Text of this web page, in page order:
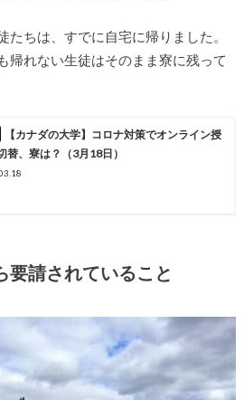
たちは、すでに自宅に帰りました。
帰れない生徒はそのまま寮に残って
【カナダの大学】コロナ対策でオンライン授
替、寮は？（3月18日）
要請されていること